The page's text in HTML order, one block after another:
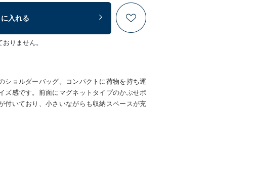
入れる
りません。
ショルダーバッグ。コンパクトに荷物を持ち運
ズ感です。前面にマグネットタイプのかぶせポ
付いており、小さいながらも収納スペースが充